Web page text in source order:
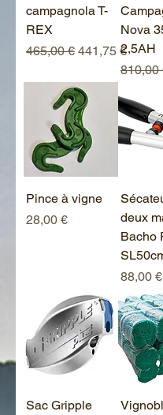
campagnola T-
REX
Prix original
465,00 € Prix
441,75 €
Nova
2,5AH
Prix
810,00
Pince à vigne
Prix
28,00 €
deux
Bacho
Prix
88,00 €
Sac Gripple